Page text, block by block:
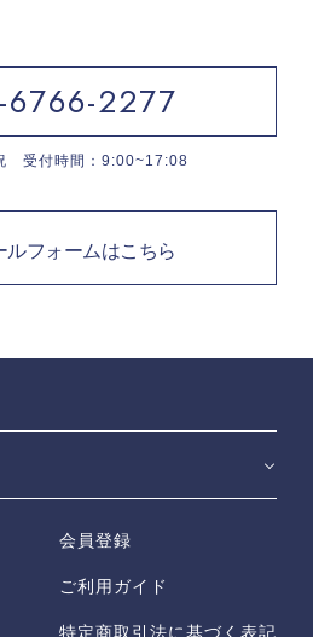
6766-2277
受付時間：9:00~17:08
ルフォームはこちら
会員登録
ご利用ガイド
特定商取引法に基づく表記